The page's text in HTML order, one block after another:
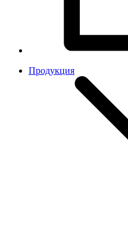
Продукция